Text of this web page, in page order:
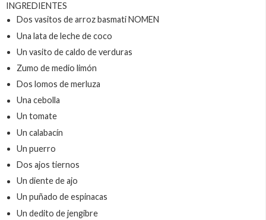
INGREDIENTES
Dos vasitos de arroz basmati NOMEN
Una lata de leche de coco
Un vasito de caldo de verduras
Zumo de medio limón
Dos lomos de merluza
Una cebolla
Un tomate
Un calabacín
Un puerro
Dos ajos tiernos
Un diente de ajo
Un puñado de espinacas
Un dedito de jengibre